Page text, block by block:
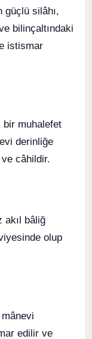
güçlü silâhı,
bilinçaltındaki
istismar
bir muhalefet
derinliğe
câhildir.
akıl bâliğ
olup
edilir ve